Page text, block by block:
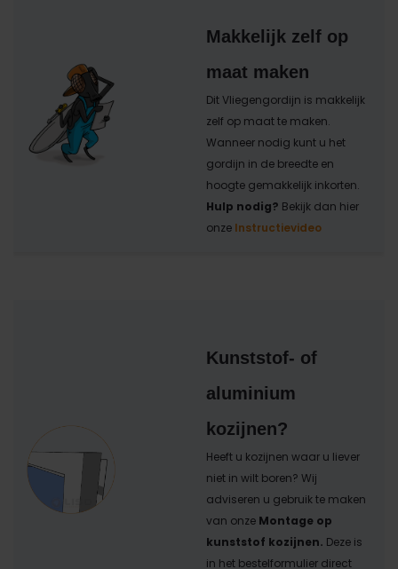
Makkelijk zelf op
maat maken
Dit Vliegengordijn is makkelijk
zelf op maat te maken.
Wanneer nodig kunt u het
gordijn in de breedte en
hoogte gemakkelijk inkorten.
Hulp nodig? Bekijk dan hier
onze Instructievideo
Kunststof- of
aluminium
kozijnen?
Heeft u kozijnen waar u liever
niet in wilt boren? Wij
adviseren u gebruik te maken
van onze Montage op
kunststof kozijnen. Deze is
in het bestelformulier direct